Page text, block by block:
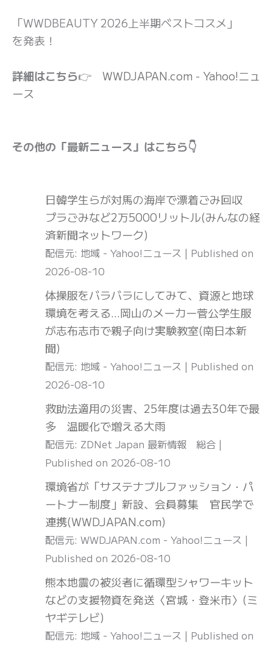
「WWDBEAUTY 2026上半期ベストコスメ」
を発表！
詳細はこちら👉 WWDJAPAN.com - Yahoo!ニュ
ース
その他の「最新ニュース」はこちら👇
日韓学生らが対馬の海岸で漂着ごみ回収
プラごみなど2万5000リットル(みんなの経
済新聞ネットワーク)
配信元: 地域 - Yahoo!ニュース
Published on
2026-08-10
体操服をバラバラにしてみて、資源と地球
環境を考える…岡山のメーカー菅公学生服
が志布志市で親子向け実験教室(南日本新
聞)
配信元: 地域 - Yahoo!ニュース
Published on
2026-08-10
救助法適用の災害、25年度は過去30年で最
多 温暖化で増える大雨
配信元: ZDNet Japan 最新情報 総合
Published on 2026-08-10
環境省が「サステナブルファッション・パ
ートナー制度」新設、会員募集 官民学で
連携(WWDJAPAN.com)
配信元: WWDJAPAN.com - Yahoo!ニュース
Published on 2026-08-10
熊本地震の被災者に循環型シャワーキット
などの支援物資を発送〈宮城・登米市〉(ミ
ヤギテレビ)
配信元: 地域 - Yahoo!ニュース
Published on